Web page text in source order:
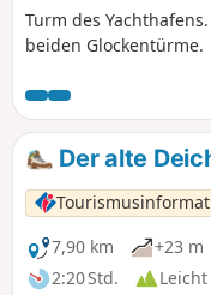
Turm des
beiden Glockentürme.
Der alte
7,90 km
+23 m
2:20 Std.
Leicht